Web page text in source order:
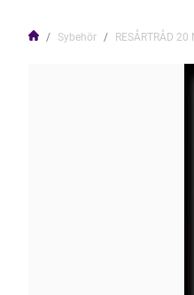
Sybehör RESÅRTRÅD 20